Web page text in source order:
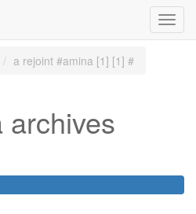
a rejoint #amina [1] [1] #
archives